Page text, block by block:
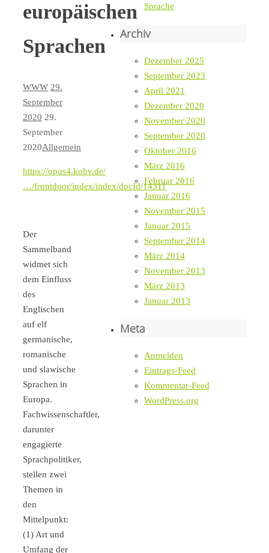
europäischen
Sprachen
WWW 29.
September
2020 29.
September
2020Allgemein
https://opus4.kobv.de/
…/frontdoor/index/index/docId/14311
Der
Sammelband
widmet sich
dem Einfluss
des
Englischen
auf elf
germanische,
romanische
und slawische
Sprachen in
Europa.
Fachwissenschaftler,
darunter
engagierte
Sprachpolitiker,
stellen zwei
Themen in
den
Mittelpunkt:
(1) Art und
Umfang der
Sprache
Archiv
Dezember 2025
September 2023
April 2021
Dezember 2020
November 2020
September 2020
Oktober 2016
März 2016
Februar 2016
Januar 2016
November 2015
Januar 2015
September 2014
März 2014
November 2013
März 2013
Januar 2013
Meta
Anmelden
Eintrags-Feed
Kommentar-Feed
WordPress.org